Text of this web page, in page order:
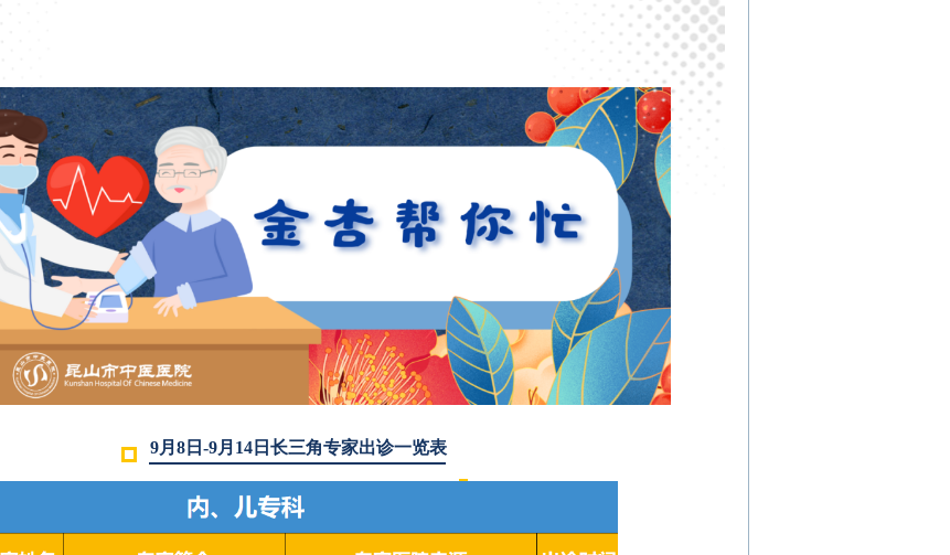
9月8日-9月14 日 长三角专家出诊一览表